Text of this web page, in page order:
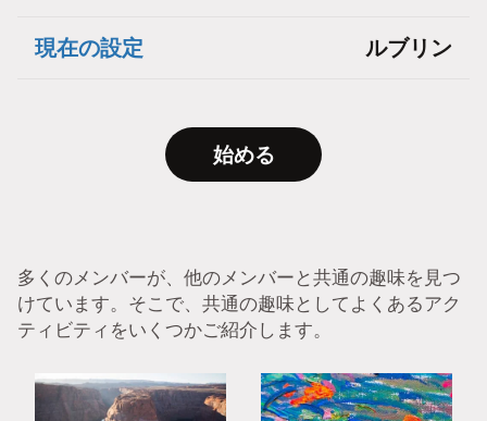
現在の設定 ルブリン
始める
多くのメンバーが、他のメンバーと共通の趣味を見つ
けています。そこで、共通の趣味としてよくあるアク
ティビティをいくつかご紹介します。